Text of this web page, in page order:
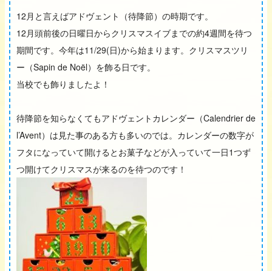
12月と言えばアドヴェント（待降節）の時期です。
12月頭前後の日曜日からクリスマスイブまでの約4週間を待つ
期間です。今年は11/29(日)から始まります。クリスマスツリ
ー（Sapin de Noël）を飾る日です。
当校でも飾りましたよ！
待降節を知らなくてもアドヴェントカレンダー（Calendrier de
l’Avent）は見た事のある方も多いのでは。カレンダーの数字が
フタになっていて開けるとお菓子などが入っていて一日1つず
つ開けてクリスマスが来るのを待つのです！